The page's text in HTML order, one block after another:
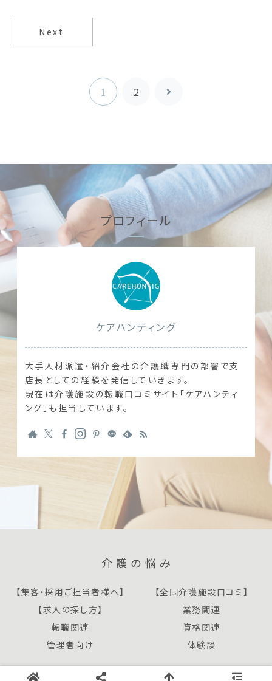
Next
1 2
次
プロフィール
ケアハンティング
大手人材派遣・紹介会社の介護職専門の部署で支
店長としての経験を発信していきます。
現在は介護施設の転職口コミサイト「ケアハンティ
ング」も担当しています。
介護の悩み
【集客・採用ご担当者様へ】
【全国介護施設口コミ】
【求人の探し方】
業務関連
転職関連
資格関連
管理者向け
体験談
Copyright © 2020 介護の悩み All Rights Reserved.